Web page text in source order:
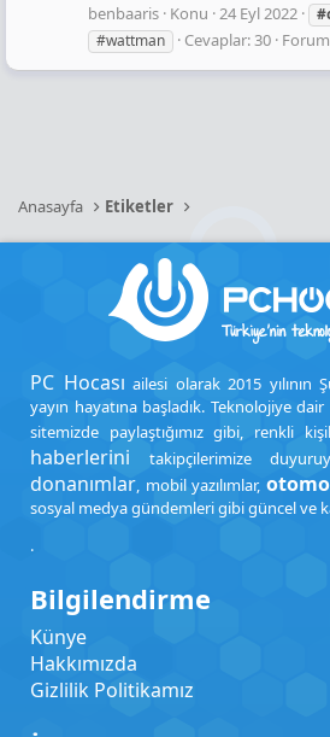
benbaaris Konu 24 Eyl 2022
#wattman
Cevaplar: 30
Anasayfa Etiketler
PC Hocası ailesi olarak 2015 yılının
yayın hayatına başladık. Teknolojiye
sitemizde paylaştığımız gibi, renkli
haberlerini takipçilerimize
donanımlar, mobil yazılımlar,
sosyal medya gündemleri gibi güncel ve
.
Bilgilendirme
Künye
Hakkımızda
Gizlilik Politikamız